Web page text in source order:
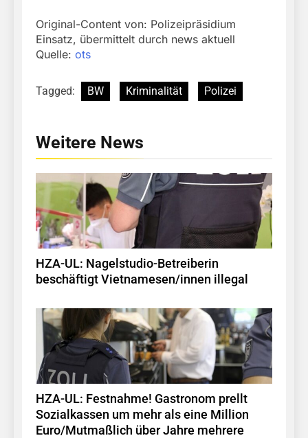
Original-Content von: Polizeipräsidium
Einsatz, übermittelt durch news aktuell
Quelle: ots
Tagged: BW Kriminalität Polizei
Weitere News
HZA-UL: Nagelstudio-Betreiberin
beschäftigt Vietnamesen/innen illegal
HZA-UL: Festnahme! Gastronom prellt
Sozialkassen um mehr als eine Million
Euro/Mutmaßlich über Jahre mehrere